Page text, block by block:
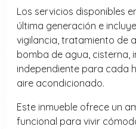
Los servicios disponibles
última generación e
vigilancia, tratamiento de
bomba de agua, cisterna,
independiente para cada
aire acondicionado.
Este inmueble ofrece un
funcional para vivir